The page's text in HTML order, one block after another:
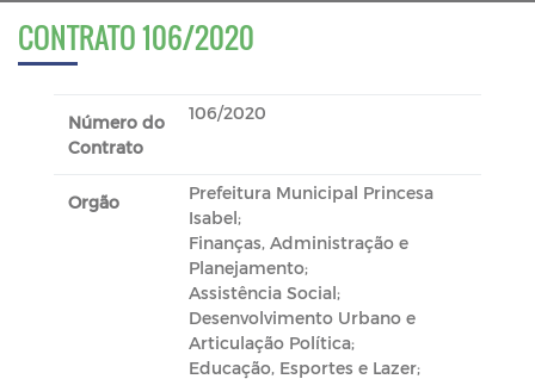
CONTRATO 106/2020
Número do
Contrato
106/2020
Orgão
Prefeitura Municipal Princesa
Isabel;
Finanças, Administração e
Planejamento;
Assistência Social;
Desenvolvimento Urbano e
Articulação Política;
Educação, Esportes e Lazer;